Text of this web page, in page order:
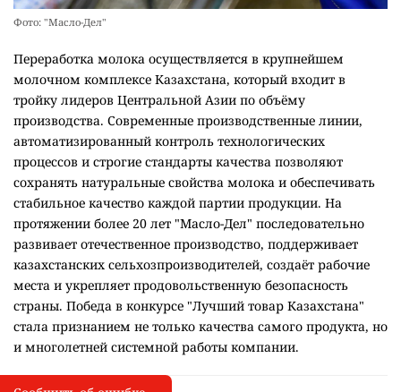
Переработка молока осуществляется в крупнейшем
молочном комплексе Казахстана, который входит в
тройку лидеров Центральной Азии по объёму
производства. Современные производственные линии,
автоматизированный контроль технологических
процессов и строгие стандарты качества позволяют
сохранять натуральные свойства молока и обеспечивать
стабильное качество каждой партии продукции. На
протяжении более 20 лет "Масло-Дел" последовательно
развивает отечественное производство, поддерживает
казахстанских сельхозпроизводителей, создаёт рабочие
места и укрепляет продовольственную безопасность
страны. Победа в конкурсе "Лучший товар Казахстана"
стала признанием не только качества самого продукта, но